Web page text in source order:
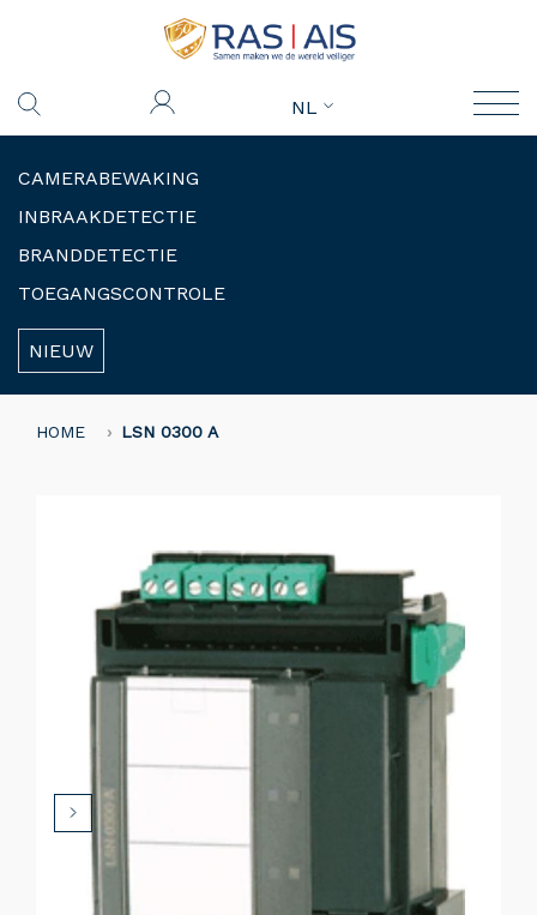
NL
CAMERABEWAKING
INBRAAKDETECTIE
BRANDDETECTIE
TOEGANGSCONTROLE
NIEUW
HOME LSN 0300 A